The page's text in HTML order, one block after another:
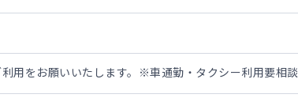
用をお願いいたします。※車通勤・タクシー利用要相談